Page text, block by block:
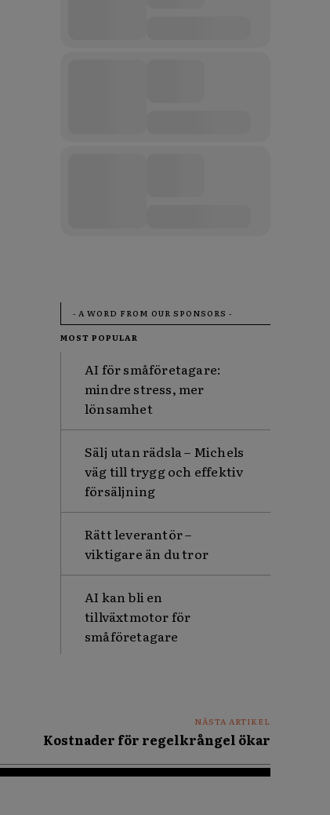
- A WORD FROM OUR SPONSORS -
MOST POPULAR
AI för småföretagare:
mindre stress, mer
lönsamhet
Sälj utan rädsla – Michels
väg till trygg och effektiv
försäljning
Rätt leverantör –
viktigare än du tror
AI kan bli en
tillväxtmotor för
småföretagare
NÄSTA ARTIKEL
Kostnader för regelkrångel ökar